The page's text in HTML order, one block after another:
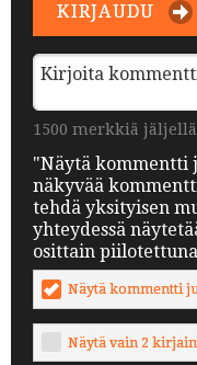
KIRJAUDU
1500 merkkiä jäljellä
"Näytä kommentti
näkyvää
tehdä yksityisen
yhteydessä
osittain
Näytä kommentti
Näytä vain 2